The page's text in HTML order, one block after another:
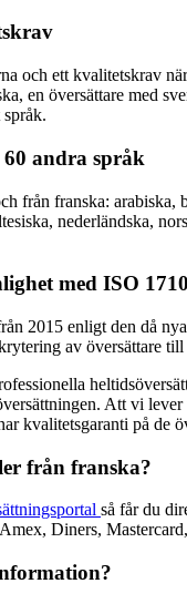
och ett kvalitetskrav
en översättare med
andra språk
från franska:
nederländska,
med ISO
2015 enligt den då
av översättare
Att vi
kvalitetsgaranti på de
från franska?
så får du
Diners,